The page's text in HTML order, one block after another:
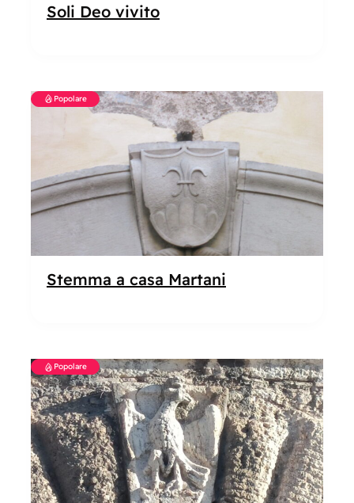
Soli Deo vivito
Popolare
Stemma a casa Martani
Popolare